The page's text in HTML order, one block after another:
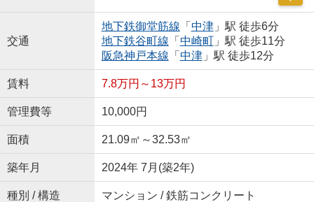
交通
地下鉄御堂筋線 「 中津」駅 徒歩6分
地下鉄谷町線 「 中崎町」駅 徒歩11分
阪急神戸本線 「 中津」駅 徒歩12分
賃料 7.8万円～13万円
管理費等 10,000円
面積 21.09㎡～32.53㎡
築年月 2024年 7月(築2年)
種別 / 構造 マンション / 鉄筋コンクリート